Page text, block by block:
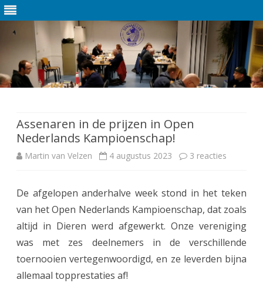
de
inhoud
Assenaren in de prijzen in Open
Nederlands Kampioenschap!
Martin van Velzen 4 augustus 2023 3 reacties
A
s
e
De afgelopen anderhalve week stond in het teken
van het Open Nederlands Kampioenschap, dat zoals
altijd in Dieren werd afgewerkt. Onze vereniging
was met zes deelnemers in de verschillende
toernooien vertegenwoordigd, en ze leverden bijna
allemaal topprestaties af!